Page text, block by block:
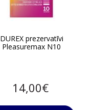
DUREX prezervatīvi
Pleasuremax N10
14,00€